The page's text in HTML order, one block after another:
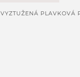
VYZTUŽENÁ PLAVKOVÁ